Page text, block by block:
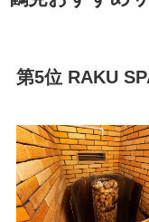
第5位 RAKU